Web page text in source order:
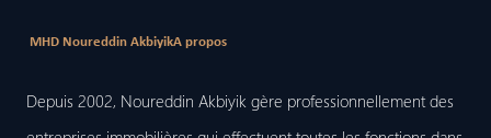
MHD Noureddin AkbiyikA propos
Depuis 2002, Noureddin Akbiyik gère professionnellement des